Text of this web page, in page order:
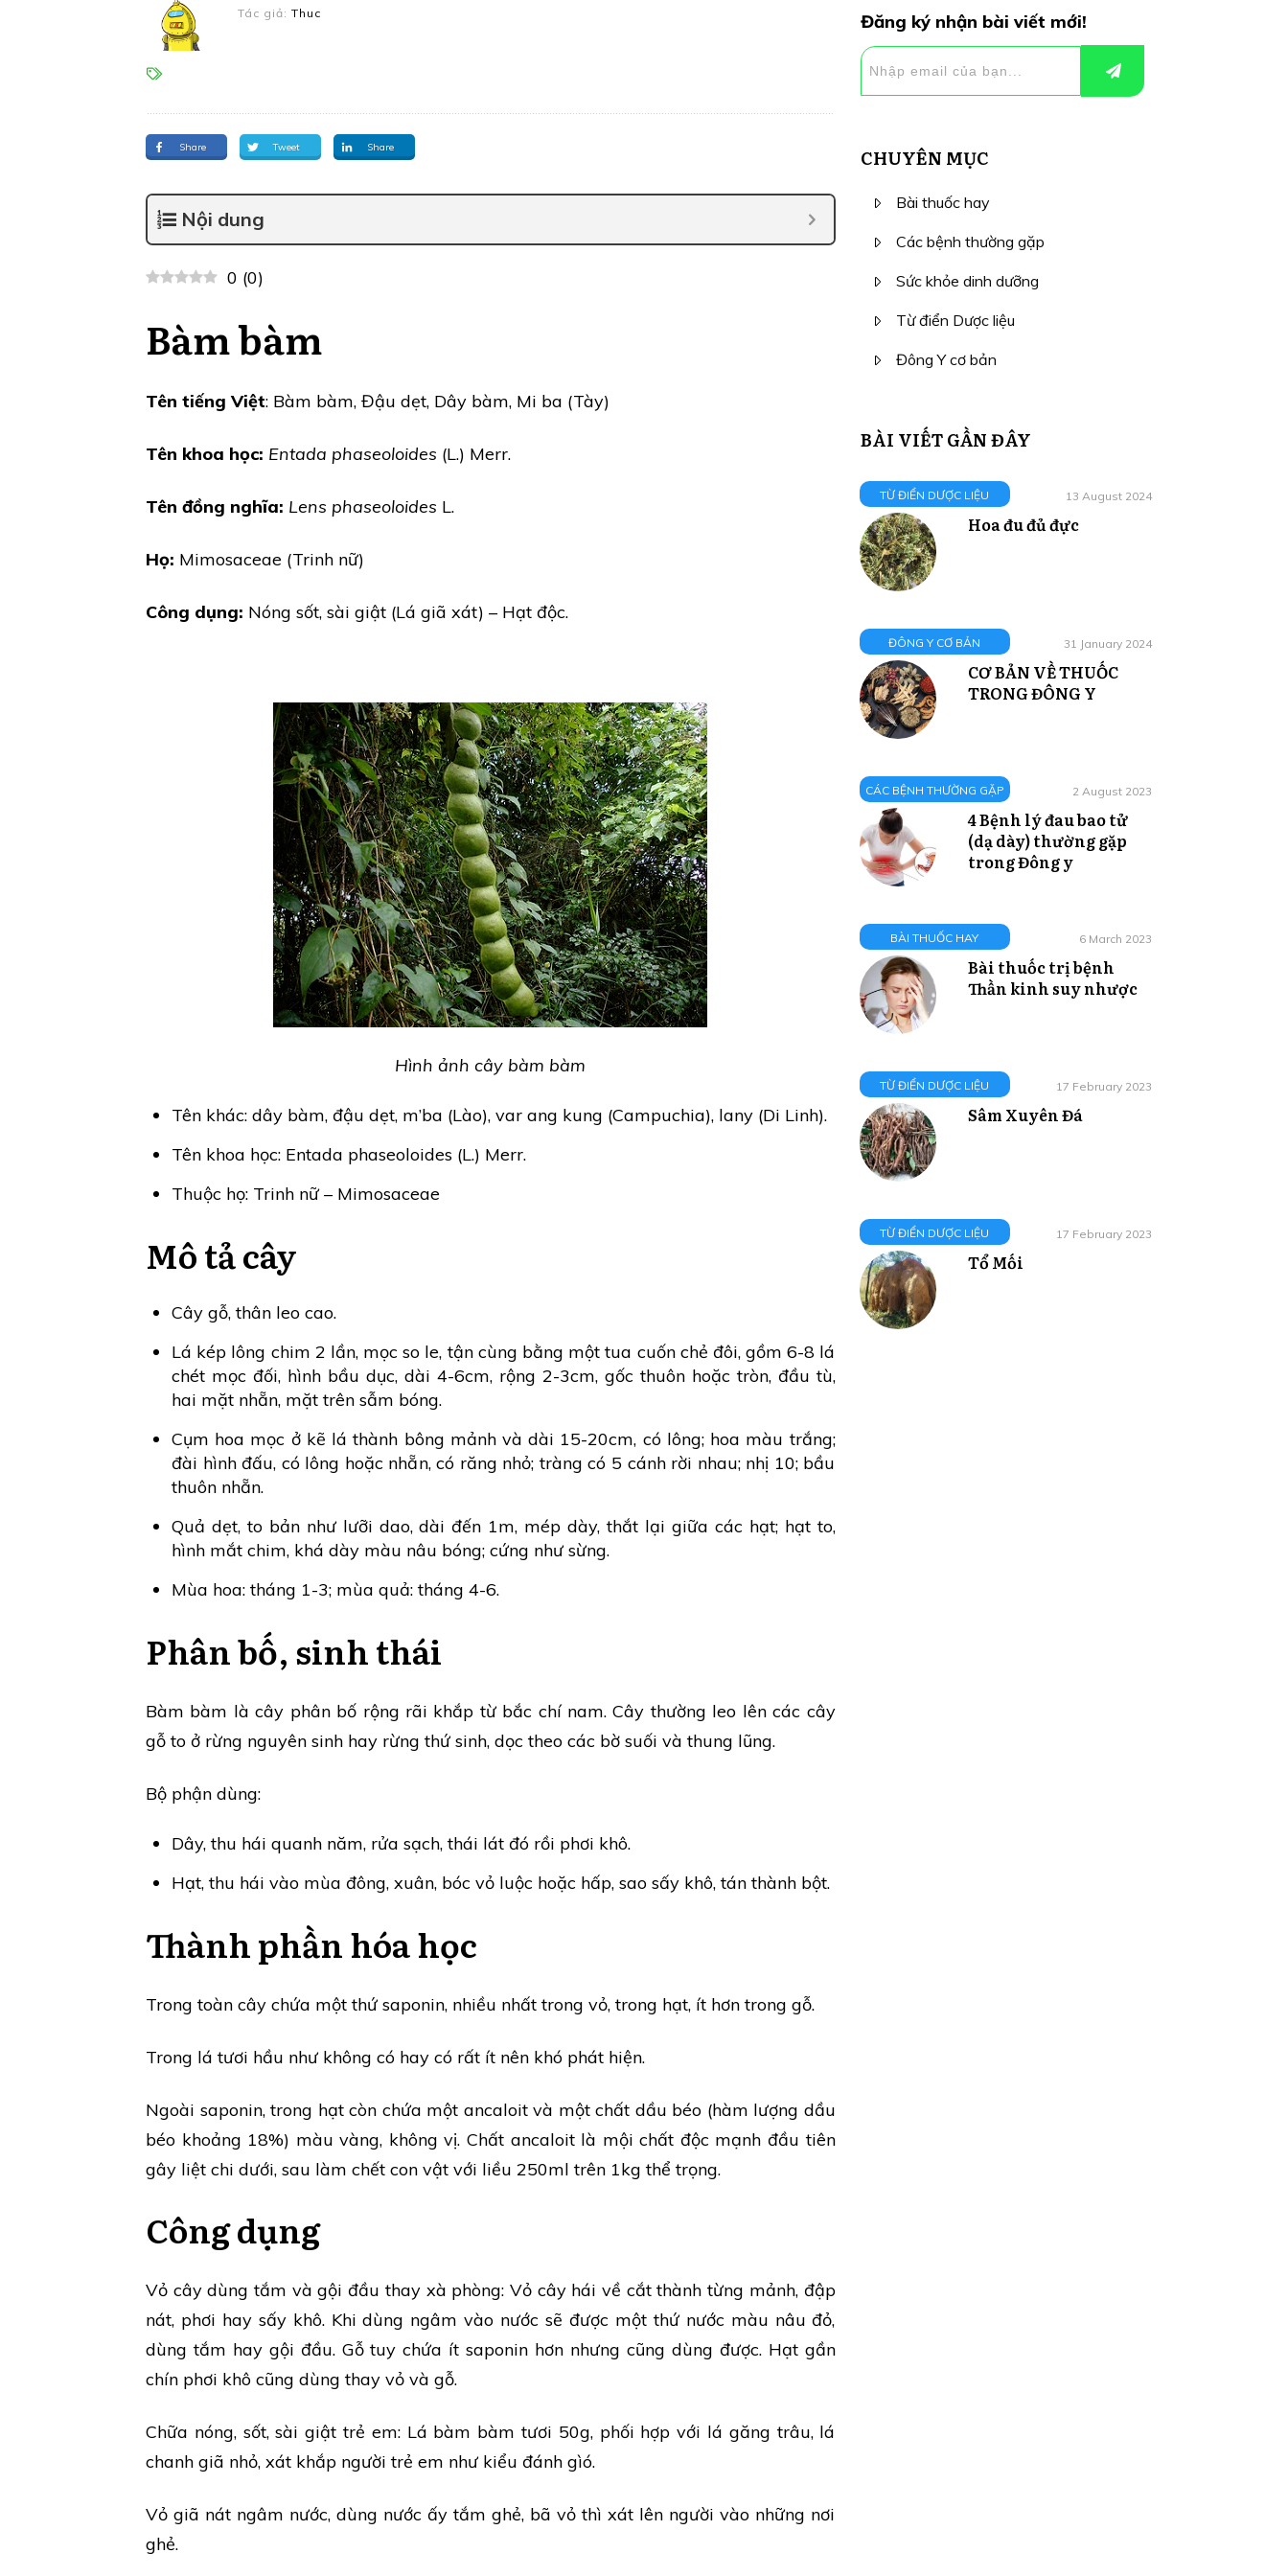
Tác giả: Thuc
Share Tweet Share
Nội dung
0 (0)
Bàm bàm
Tên tiếng Việt: Bàm bàm, Đậu dẹt, Dây bàm, Mi ba (Tày)
Tên khoa học: Entada phaseoloides (L.) Merr.
Tên đồng nghĩa: Lens phaseoloides L.
Họ: Mimosaceae (Trinh nữ)
Công dụng: Nóng sốt, sài giật (Lá giã xát) – Hạt độc.
Hình ảnh cây bàm bàm
Tên khác: dây bàm, đậu dẹt, m’ba (Lào), var ang kung (Campuchia), lany (Di Linh).
Tên khoa học: Entada phaseoloides (L.) Merr.
Thuộc họ: Trinh nữ – Mimosaceae
Mô tả cây
Cây gỗ, thân leo cao.
Lá kép lông chim 2 lần, mọc so le, tận cùng bằng một tua cuốn chẻ đôi, gồm 6-8 lá
chét mọc đối, hình bầu dục, dài 4-6cm, rộng 2-3cm, gốc thuôn hoặc tròn, đầu tù,
hai mặt nhẵn, mặt trên sẫm bóng.
Cụm hoa mọc ở kẽ lá thành bông mảnh và dài 15-20cm, có lông; hoa màu trắng;
đài hình đấu, có lông hoặc nhẵn, có răng nhỏ; tràng có 5 cánh rời nhau; nhị 10; bầu
thuôn nhẵn.
Quả dẹt, to bản như lưỡi dao, dài đến 1m, mép dày, thắt lại giữa các hạt; hạt to,
hình mắt chim, khá dày màu nâu bóng; cứng như sừng.
Mùa hoa: tháng 1-3; mùa quả: tháng 4-6.
Phân bố, sinh thái
Bàm bàm là cây phân bố rộng rãi khắp từ bắc chí nam. Cây thường leo lên các cây
gỗ to ở rừng nguyên sinh hay rừng thứ sinh, dọc theo các bờ suối và thung lũng.
Bộ phận dùng:
Dây, thu hái quanh năm, rửa sạch, thái lát đó rồi phơi khô.
Hạt, thu hái vào mùa đông, xuân, bóc vỏ luộc hoặc hấp, sao sấy khô, tán thành bột.
Thành phần hóa học
Trong toàn cây chứa một thứ saponin, nhiều nhất trong vỏ, trong hạt, ít hơn trong gỗ.
Trong lá tươi hầu như không có hay có rất ít nên khó phát hiện.
Ngoài saponin, trong hạt còn chứa một ancaloit và một chất dầu béo (hàm lượng dầu
béo khoảng 18%) màu vàng, không vị. Chất ancaloit là mội chất độc mạnh đầu tiên
gây liệt chi dưới, sau làm chết con vật với liều 250ml trên 1kg thể trọng.
Công dụng
Vỏ cây dùng tắm và gội đầu thay xà phòng: Vỏ cây hái về cắt thành từng mảnh, đập
nát, phơi hay sấy khô. Khi dùng ngâm vào nước sẽ được một thứ nước màu nâu đỏ,
dùng tắm hay gội đầu. Gỗ tuy chứa ít saponin hơn nhưng cũng dùng được. Hạt gần
chín phơi khô cũng dùng thay vỏ và gỗ.
Chữa nóng, sốt, sài giật trẻ em: Lá bàm bàm tươi 50g, phối hợp với lá găng trâu, lá
chanh giã nhỏ, xát khắp người trẻ em như kiểu đánh gìó.
Vỏ giã nát ngâm nước, dùng nước ấy tắm ghẻ, bã vỏ thì xát lên người vào những nơi
ghẻ.
Đăng ký nhận bài viết mới!
CHUYÊN MỤC
Bài thuốc hay
Các bệnh thường gặp
Sức khỏe dinh dưỡng
Từ điển Dược liệu
Đông Y cơ bản
BÀI VIẾT GẦN ĐÂY
TỪ ĐIỂN DƯỢC LIỆU 13 August 2024
Hoa đu đủ đực
ĐÔNG Y CƠ BẢN 31 January 2024
CƠ BẢN VỀ THUỐC
TRONG ĐÔNG Y
CÁC BỆNH THƯỜNG GẶP 2 August 2023
4 Bệnh lý đau bao tử
(dạ dày) thường gặp
trong Đông y
BÀI THUỐC HAY 6 March 2023
Bài thuốc trị bệnh
Thần kinh suy nhược
TỪ ĐIỂN DƯỢC LIỆU 17 February 2023
Sâm Xuyên Đá
TỪ ĐIỂN DƯỢC LIỆU 17 February 2023
Tổ Mối